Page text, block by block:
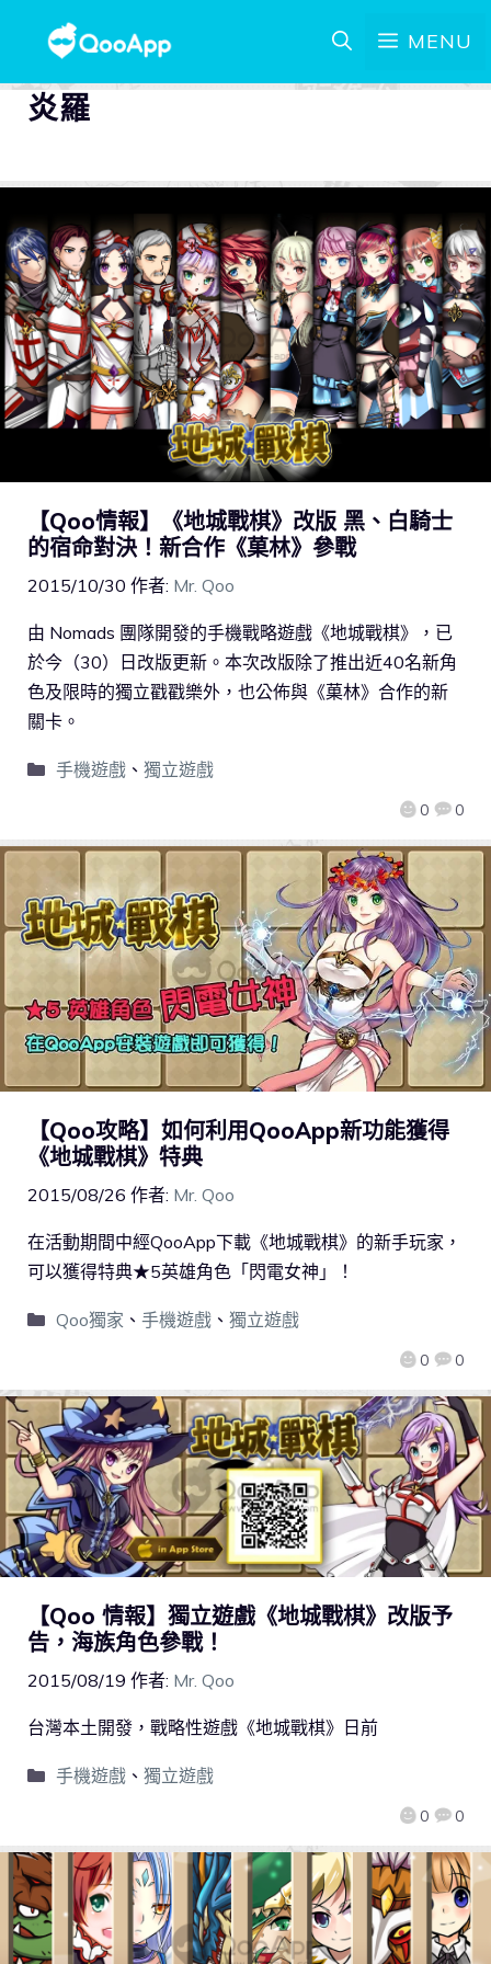
MENU
炎羅
【Qoo情報】《地城戰棋》改版 黑、白騎士
的宿命對決！新合作《菓林》參戰
2015/10/30 作者: Mr. Qoo
0 0
由 Nomads 團隊開發的手機戰略遊戲《地城戰棋》，已
於今（30）日改版更新。本次改版除了推出近40名新角
色及限時的獨立戳戳樂外，也公佈與《菓林》合作的新
關卡。
手機遊戲、 獨立遊戲
【Qoo攻略】如何利用QooApp新功能獲得
《地城戰棋》特典
2015/08/26 作者: Mr. Qoo
0 0
在活動期間中經QooApp下載《地城戰棋》的新手玩家，
可以獲得特典★5英雄角色「閃電女神」！
Qoo獨家 、 手機遊戲、 獨立遊戲
【Qoo 情報】獨立遊戲《地城戰棋》改版予
告，海族角色參戰！
2015/08/19 作者: Mr. Qoo
0 0
台灣本土開發，戰略性遊戲《地城戰棋》日前
手機遊戲、 獨立遊戲